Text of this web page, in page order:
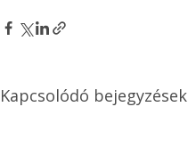
Kapcsolódó bejegyzések